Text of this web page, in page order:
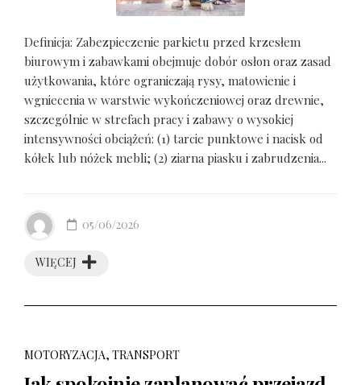
Definicja: Zabezpieczenie parkietu przed krzesłem
biurowym i zabawkami obejmuje dobór osłon oraz zasad
użytkowania, które ograniczają rysy, matowienie i
wgniecenia w warstwie wykończeniowej oraz drewnie,
szczególnie w strefach pracy i zabawy o wysokiej
intensywności obciążeń: (1) tarcie punktowe i nacisk od
kółek lub nóżek mebli; (2) ziarna piasku i zabrudzenia...
WIĘCEJ
05/06/2026
MOTORYZACJA, TRANSPORT